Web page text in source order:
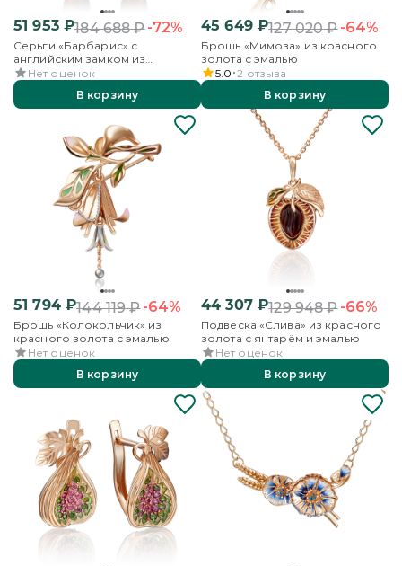
51 953₽184 688₽-72%
Серьги «Барбарис» с
английским замком из
красного золота с янтарём и
эмалью
Нет оценок
В корзину
45 649₽127 020₽-64%
Брошь «Мимоза» из красного
золота с эмалью
5.0 2 отзыва
В корзину
51 794₽144 119₽-64%
Брошь «Колокольчик» из
красного золота с эмалью
Нет оценок
В корзину
44 307₽129 948₽-66%
Подвеска «Слива» из красного
золота с янтарём и эмалью
Нет оценок
В корзину